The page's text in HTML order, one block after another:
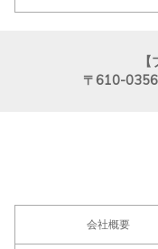
〒610-0356
会社概要